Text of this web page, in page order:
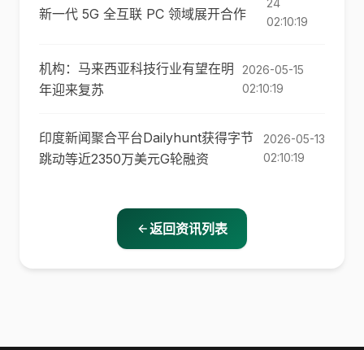
新一代 5G 全互联 PC 领域展开合作
24
02:10:19
机构：马来西亚科技行业有望在明
年迎来复苏
2026-05-15
02:10:19
印度新闻聚合平台Dailyhunt获得字节
跳动等近2350万美元G轮融资
2026-05-13
02:10:19
返回资讯列表